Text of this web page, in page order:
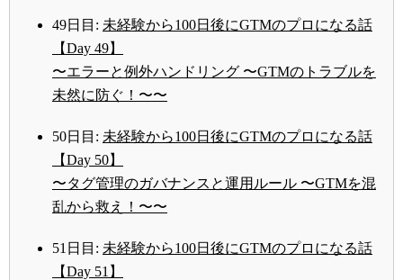
49日目: 未経験から100日後にGTMのプロになる話
【Day 49】
〜エラーと例外ハンドリング 〜GTMのトラブルを
未然に防ぐ！〜〜
50日目: 未経験から100日後にGTMのプロになる話
【Day 50】
〜タグ管理のガバナンスと運用ルール 〜GTMを混
乱から救え！〜〜
51日目: 未経験から100日後にGTMのプロになる話
【Day 51】